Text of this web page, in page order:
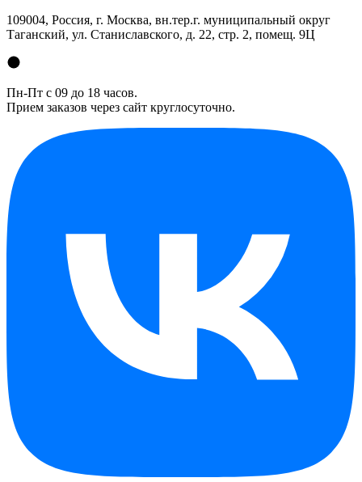
109004, Россия, г. Москва, вн.тер.г. муниципальный округ
Таганский, ул. Станиславского, д. 22, стр. 2, помещ. 9Ц
Пн-Пт с 09 до 18 часов.
Прием заказов через сайт круглосуточно.